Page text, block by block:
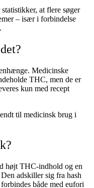
at flere søger
– især i forbindelse
Medicinske
THC, men de er
kun med recept
til medicinsk brug i
højt THC-indhold og en
adskiller sig fra hash
både med eufori